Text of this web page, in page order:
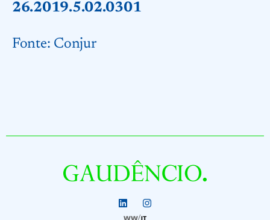
26.2019.5.02.0301
Fonte: Conjur